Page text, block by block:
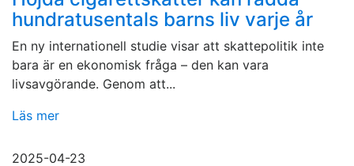
hundratusentals barns liv varje år
En ny internationell studie visar att skattepolitik inte
bara är en ekonomisk fråga – den kan vara
livsavgörande. Genom att...
Läs mer
2025-04-23